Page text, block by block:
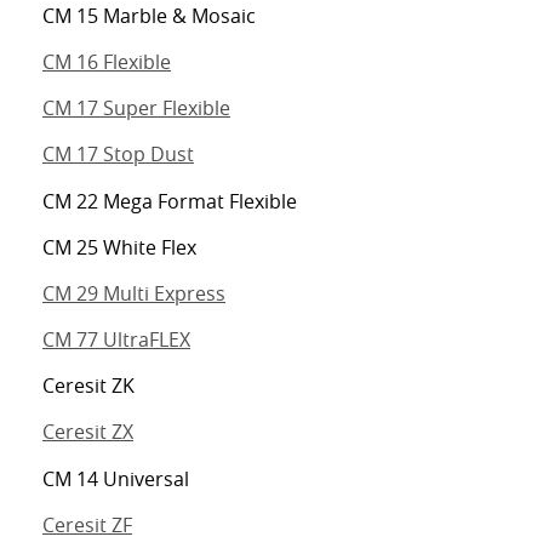
CM 15 Marble & Mosaic
CM 16 Flexible
CM 17 Super Flexible
CM 17 Stop Dust
CM 22 Mega Format Flexible
CM 25 White Flex
CM 29 Multi Express
CM 77 UltraFLEX
Ceresit ZK
Ceresit ZX
CM 14 Universal
Ceresit ZF